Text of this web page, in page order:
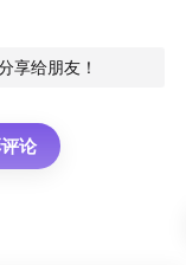
享给朋友！
论